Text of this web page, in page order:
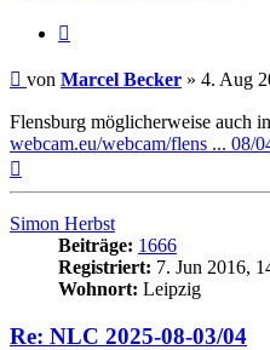
Beitrag
von Marcel Becker » 4. Aug
Flensburg möglicherweise auch
webcam.eu/webcam/flens ... 08/
Simon Herbst
Beiträge: 1666
Registriert: 7. Jun 2016,
Wohnort: Leipzig
Re: NLC 2025-08-03/04